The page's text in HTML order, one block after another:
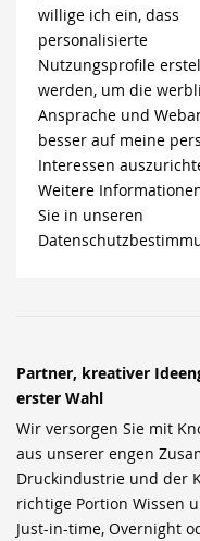
willige ich ein, dass
personalisierte
Nutzungsprofile
werden, um die
Ansprache und
besser auf meine
Interessen
Weitere
Sie in unseren
Partner, kreativer
erster Wahl
Wir versorgen Sie mit
aus unserer engen
Druckindustrie und der
richtige Portion Wissen
Just-in-time, Overnight